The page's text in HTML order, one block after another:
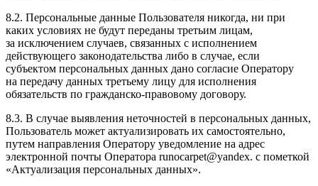
8.2. Персональные данные Пользователя никогда, ни при
каких условиях не будут переданы третьим лицам,
за исключением случаев, связанных с исполнением
действующего законодательства либо в случае, если
субъектом персональных данных дано согласие Оператору
на передачу данных третьему лицу для исполнения
обязательств по гражданско-правовому договору.
8.3. В случае выявления неточностей в персональных данных,
Пользователь может актуализировать их самостоятельно,
путем направления Оператору уведомление на адрес
электронной почты Оператора runocarpet@yandex. с пометкой
«Актуализация персональных данных».